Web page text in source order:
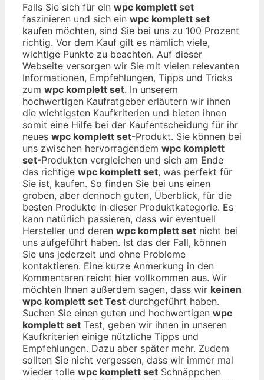
Falls Sie sich für ein wpc komplett set
faszinieren und sich ein wpc komplett set
kaufen möchten, sind Sie bei uns zu 100 Prozent
richtig. Vor dem Kauf gilt es nämlich viele,
wichtige Punkte zu beachten. Auf dieser
Webseite versorgen wir Sie mit vielen relevanten
Informationen, Empfehlungen, Tipps und Tricks
zum wpc komplett set. In unserem
hochwertigen Kaufratgeber erläutern wir ihnen
die wichtigsten Kaufkriterien und bieten ihnen
somit eine Hilfe bei der Kaufentscheidung für ihr
neues wpc komplett set-Produkt. Sie können bei
uns zwischen hervorragendem wpc komplett
set-Produkten vergleichen und sich am Ende
das richtige wpc komplett set, was perfekt für
Sie ist, kaufen. So finden Sie bei uns einen
groben, aber dennoch guten, Überblick, für die
besten Produkte in dieser Produktkategorie. Es
kann natürlich passieren, dass wir eventuell
Hersteller und deren wpc komplett set nicht bei
uns aufgeführt haben. Ist das der Fall, können
Sie uns jederzeit und ohne Probleme
kontaktieren. Eine kurze Anmerkung in den
Kommentaren reicht hier vollkommen aus. Wir
möchten Ihnen außerdem sagen, dass wir keinen
wpc komplett set Test durchgeführt haben.
Suchen Sie einen guten und hochwertigen wpc
komplett set Test, geben wir ihnen in unseren
Kaufkriterien einige nützliche Tipps und
Empfehlungen. Dazu aber später mehr. Zudem
sollten Sie nicht vergessen, dass wir immer mal
wieder tolle wpc komplett set Schnäppchen